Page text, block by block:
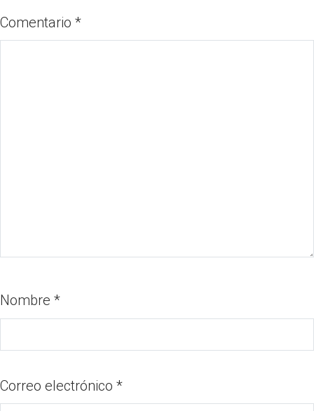
Comentario *
Nombre *
Correo electrónico *